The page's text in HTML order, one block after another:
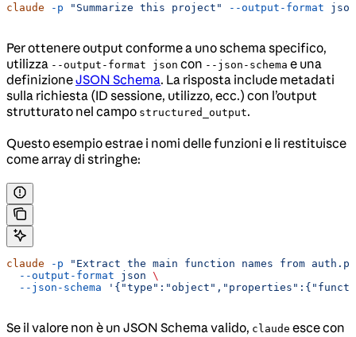
claude -p "Summarize this project" --output-format json
Per ottenere output conforme a uno schema specifico,
utilizza --output-format json con --json-schema e una
definizioneJSON Schema. La risposta include metadati
sulla richiesta (ID sessione, utilizzo, ecc.) con l’output
strutturato nel campo structured_output.
Questo esempio estrae i nomi delle funzioni e li restituisce
come array di stringhe:
claude -p "Extract the main function names from
  --output-format
json \
  --json-schema
Se il valore non è un JSON Schema valido, claude esce con